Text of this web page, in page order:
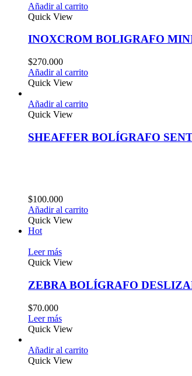
Añadir al carrito
Quick View
INOXCROM BOLIGRAFO
$270.000
Añadir al carrito
Quick View
Añadir al carrito
Quick View
SHEAFFER BOLÍGRAFO
$100.000
Añadir al carrito
Quick View
Hot
Leer más
Quick View
ZEBRA BOLÍGRAFO
$70.000
Leer más
Quick View
Añadir al carrito
Quick View